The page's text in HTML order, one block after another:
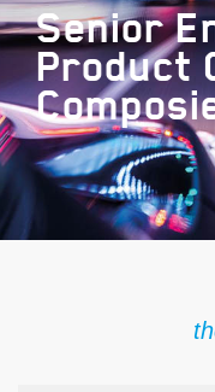
Senior
Product